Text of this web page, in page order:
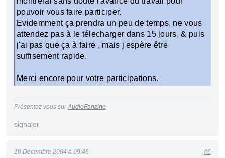
pouvoir vous faire participer.
Evidemment ça prendra un peu de temps, ne vous
attendez pas à le télecharger dans 15 jours, & puis
j'ai pas que ça à faire , mais j'espère être
suffisement rapide.
Merci encore pour votre participations.
Présentez vous surAudioFanzine
signaler
10 Décembre 2004 à 09:46 #6